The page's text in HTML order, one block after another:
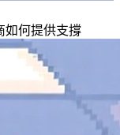
如何提供支撐